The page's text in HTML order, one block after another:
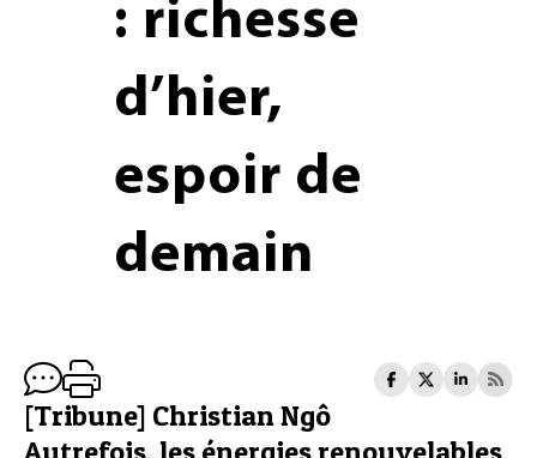
: richesse
d’hier,
espoir de
demain
[Tribune] Christian Ngô